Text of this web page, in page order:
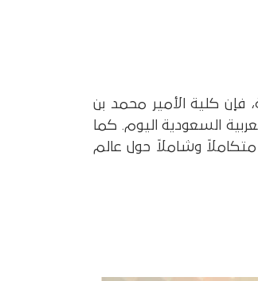
فإن كلية الأمير محمد بن
السعودية اليوم. كما
وشاملاً حول عالم